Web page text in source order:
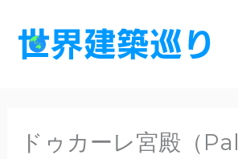
ドゥカーレ宮殿（